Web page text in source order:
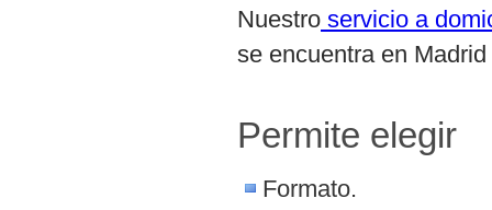
Nuestro servicio a
se encuentra en
Permite elegir
Formato.